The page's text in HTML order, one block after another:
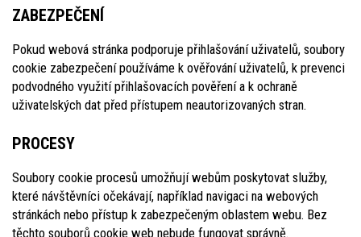
ZABEZPEČENÍ
Pokud webová stránka podporuje přihlašování uživatelů, soubory
cookie zabezpečení používáme k ověřování uživatelů, k prevenci
podvodného využití přihlašovacích pověření a k ochraně
uživatelských dat před přístupem neautorizovaných stran.
PROCESY
Soubory cookie procesů umožňují webům poskytovat služby,
které návštěvníci očekávají, například navigaci na webových
stránkách nebo přístup k zabezpečeným oblastem webu. Bez
těchto souborů cookie web nebude fungovat správně.